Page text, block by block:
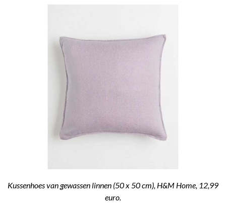
Kussenhoes van gewassen linnen (50 x 50 cm), H&M Home, 12,99
euro.